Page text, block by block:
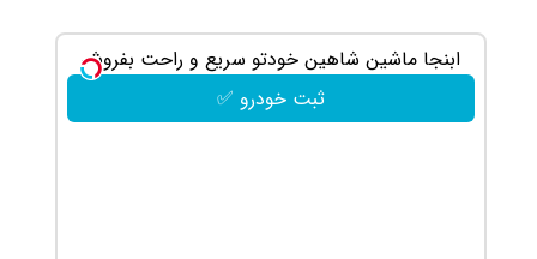
ابنجا ماشین شاهین خودتو سریع و راحت بفروش
ثبت خودرو ✅